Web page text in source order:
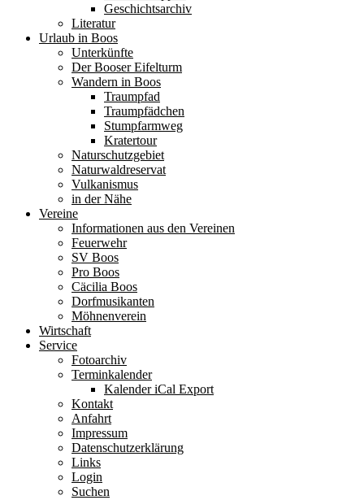
Geschichtsarchiv
Literatur
Urlaub in Boos
Unterkünfte
Der Booser Eifelturm
Wandern in Boos
Traumpfad
Traumpfädchen
Stumpfarmweg
Kratertour
Naturschutzgebiet
Naturwaldreservat
Vulkanismus
in der Nähe
Vereine
Informationen aus den Vereinen
Feuerwehr
SV Boos
Pro Boos
Cäcilia Boos
Dorfmusikanten
Möhnenverein
Wirtschaft
Service
Fotoarchiv
Terminkalender
Kalender iCal Export
Kontakt
Anfahrt
Impressum
Datenschutzerklärung
Links
Login
Suchen